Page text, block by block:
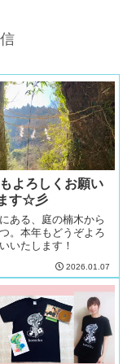
よろしくお願い
す☆彡
ある、庭の楠木から
。本年もどうぞよろ
いたします！
2026.01.07